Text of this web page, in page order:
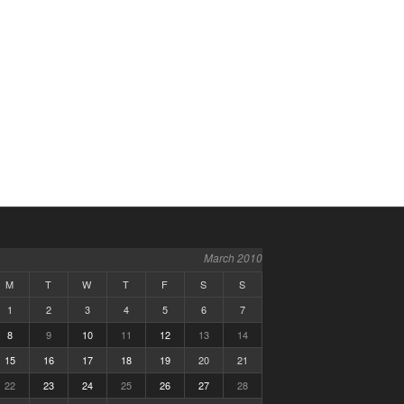
March 2010
M T W T F S
S
1
2 3 4 5 6
7
8
9 10 11 12 13
14
15
16 17 18 19 20
21
22
23 24 25 26 27
28